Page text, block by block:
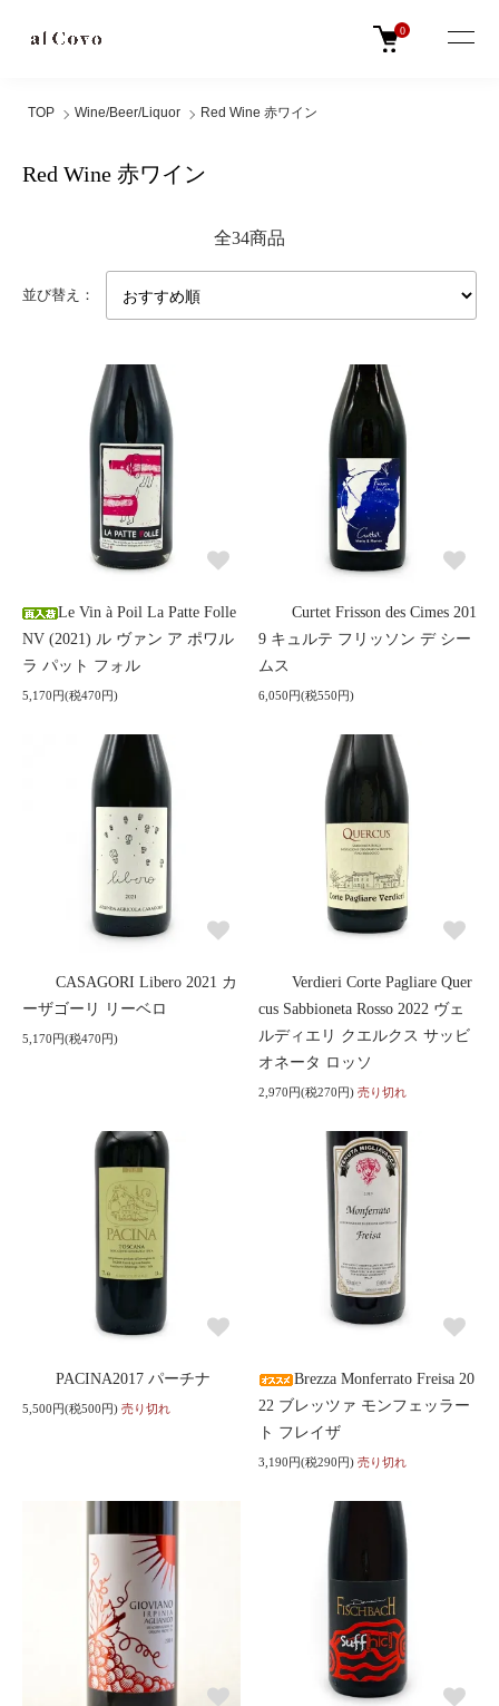
0
TOP Wine/Beer/Liquor Red Wine 赤ワイン
Red Wine 赤ワイン
全34商品
並び替え：
Le Vin à Poil La Patte Folle
NV (2021) ル ヴァン ア ポワル
ラ パット フォル
5,170円(税470円)
Curtet Frisson des Cimes 201
9 キュルテ フリッソン デ シー
ムス
6,050円(税550円)
CASAGORI Libero 2021 カ
ーザゴーリ リーベロ
5,170円(税470円)
Verdieri Corte Pagliare Quer
cus Sabbioneta Rosso 2022 ヴェ
ルディエリ クエルクス サッビ
オネータ ロッソ
2,970円(税270円) 売り切れ
PACINA2017 パーチナ
5,500円(税500円) 売り切れ
Brezza Monferrato Freisa 20
22 ブレッツァ モンフェッラー
ト フレイザ
3,190円(税290円) 売り切れ